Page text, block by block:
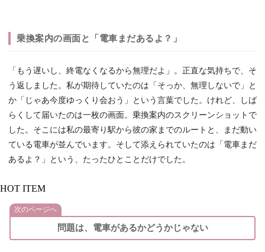
乗換案内の画面と「電車まだあるよ？」
「もう遅いし、終電なくなるから無理だよ」。正直な気持ちで、そ
う返しました。私が期待していたのは「そっか、無理しないで」と
か「じゃあ今度ゆっくり会おう」という言葉でした。けれど、しば
らくして届いたのは一枚の画面。乗換案内のスクリーンショットで
した。そこには私の最寄り駅から彼の家までのルートと、まだ動い
ている電車が並んでいます。そして添えられていたのは「電車まだ
あるよ？」という、たったひとことだけでした。
HOT ITEM
次のページへ
問題は、電車があるかどうかじゃない